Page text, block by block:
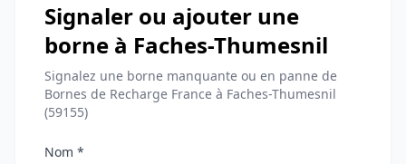
Signaler ou ajouter une
borne à Faches-Thumesnil
Signalez une borne manquante ou en panne de
Bornes de Recharge France à Faches-Thumesnil
(59155)
Nom *